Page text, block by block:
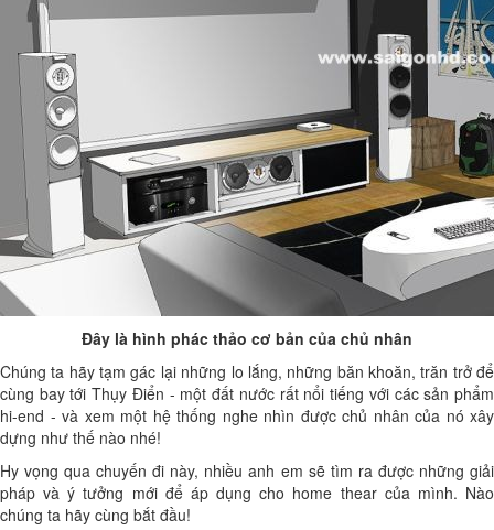
Đây là hình phác thảo cơ bản của chủ nhân
Chúng ta hãy tạm gác lại những lo lắng, những băn khoăn, trăn trở để
cùng bay tới Thụy Điển - một đất nước rất nổi tiếng với các sản phẩm
hi-end - và xem một hệ thống nghe nhìn được chủ nhân của nó xây
dựng như thế nào nhé!
Hy vọng qua chuyến đi này, nhiều anh em sẽ tìm ra được những giải
pháp và ý tưởng mới để áp dụng cho home thear của mình. Nào
chúng ta hãy cùng bắt đầu!